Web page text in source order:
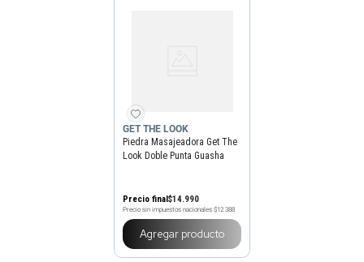
GET THE LOOK
Piedra Masajeadora Get The
Look Doble Punta Guasha
Precio final$14.990
Precio sin impuestos nacionales $12.388
Agregar producto